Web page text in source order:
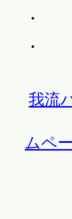
・
・
我流
ムペ